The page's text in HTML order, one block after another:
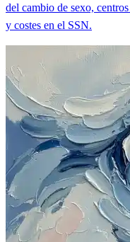
del cambio de sexo,
y costes en el SSN.